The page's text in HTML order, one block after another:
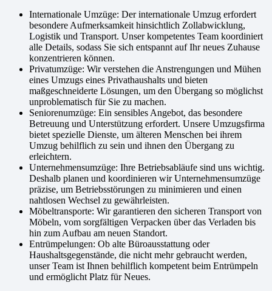
Internationale Umzüge: Der internationale Umzug erfordert
besondere Aufmerksamkeit hinsichtlich Zollabwicklung,
Logistik und Transport. Unser kompetentes Team koordiniert
alle Details, sodass Sie sich entspannt auf Ihr neues Zuhause
konzentrieren können.
Privatumzüge: Wir verstehen die Anstrengungen und Mühen
eines Umzugs eines Privathaushalts und bieten
maßgeschneiderte Lösungen, um den Übergang so möglichst
unproblematisch für Sie zu machen.
Seniorenumzüge: Ein sensibles Angebot, das besondere
Betreuung und Unterstützung erfordert. Unsere Umzugsfirma
bietet spezielle Dienste, um älteren Menschen bei ihrem
Umzug behilflich zu sein und ihnen den Übergang zu
erleichtern.
Unternehmensumzüge: Ihre Betriebsabläufe sind uns wichtig.
Deshalb planen und koordinieren wir Unternehmensumzüge
präzise, um Betriebsstörungen zu minimieren und einen
nahtlosen Wechsel zu gewährleisten.
Möbeltransporte: Wir garantieren den sicheren Transport von
Möbeln, vom sorgfältigen Verpacken über das Verladen bis
hin zum Aufbau am neuen Standort.
Entrümpelungen: Ob alte Büroausstattung oder
Haushaltsgegenstände, die nicht mehr gebraucht werden,
unser Team ist Ihnen behilflich kompetent beim Entrümpeln
und ermöglicht Platz für Neues.